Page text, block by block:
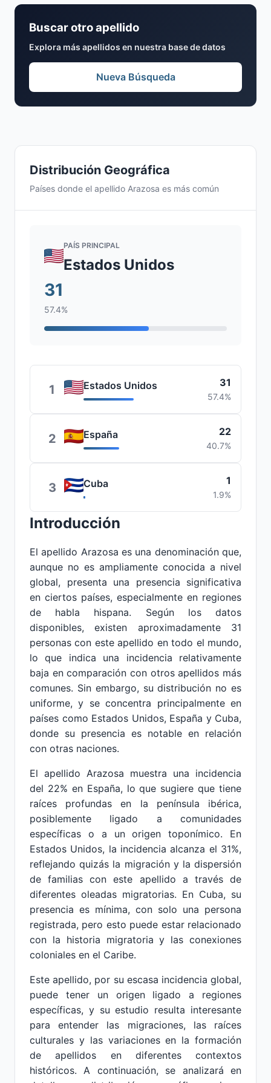
Distribución Geográfica
Países donde el apellido Arazosa es más común
PAÍS PRINCIPAL
Estados Unidos
31
57.4%
1 Estados Unidos 31
57.4%
2 España 22
40.7%
3 Cuba 1
1.9%
Introducción
El apellido Arazosa es una denominación que,
aunque no es ampliamente conocida a nivel
global, presenta una presencia significativa
en ciertos países, especialmente en regiones
de habla hispana. Según los datos
disponibles, existen aproximadamente 31
personas con este apellido en todo el mundo,
lo que indica una incidencia relativamente
baja en comparación con otros apellidos más
comunes. Sin embargo, su distribución no es
uniforme, y se concentra principalmente en
países como Estados Unidos, España y Cuba,
donde su presencia es notable en relación
con otras naciones.
El apellido Arazosa muestra una incidencia
del 22% en España, lo que sugiere que tiene
raíces profundas en la península ibérica,
posiblemente ligado a comunidades
específicas o a un origen toponímico. En
Estados Unidos, la incidencia alcanza el 31%,
reflejando quizás la migración y la dispersión
de familias con este apellido a través de
diferentes oleadas migratorias. En Cuba, su
presencia es mínima, con solo una persona
registrada, pero esto puede estar relacionado
con la historia migratoria y las conexiones
coloniales en el Caribe.
Este apellido, por su escasa incidencia global,
puede tener un origen ligado a regiones
específicas, y su estudio resulta interesante
para entender las migraciones, las raíces
culturales y las variaciones en la formación
de apellidos en diferentes contextos
históricos. A continuación, se analizará en
Buscar otro apellido
Explora más apellidos en nuestra base de datos
Nueva Búsqueda